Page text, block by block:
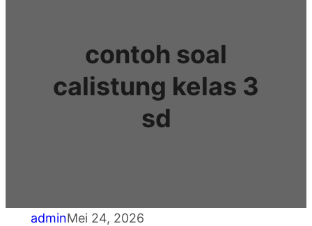
contoh soal
calistung kelas 3
sd
adminMei 24, 2026